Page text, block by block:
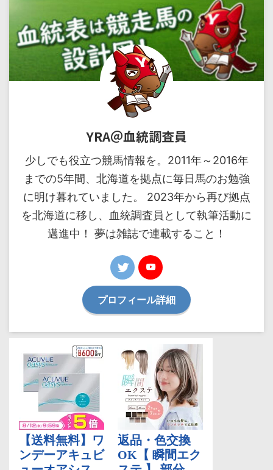
YRA＠血統調査員
少しでも役立つ競馬情報を。2011年～2016年
までの5年間、北海道を拠点に毎日馬のお勉強
に明け暮れていました。 2023年から再び拠点
を北海道に移し、血統調査員として執筆活動に
邁進中！ 夢は雑誌で連載すること！
プロフィール詳細